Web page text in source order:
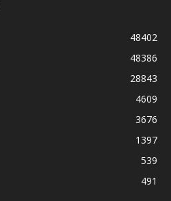
48402
48386
28843
4609
3676
1397
539
491